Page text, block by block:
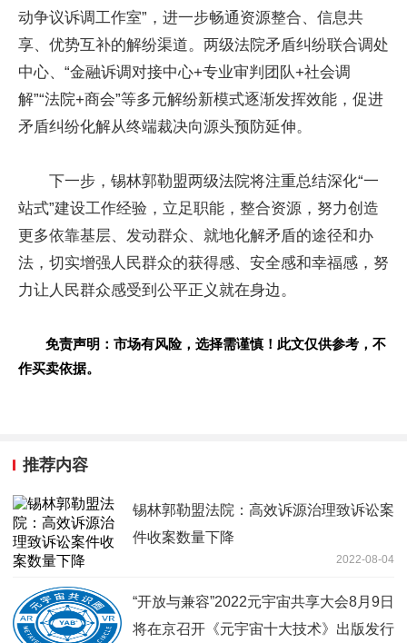
动争议诉调工作室”，进一步畅通资源整合、信息共
享、优势互补的解纷渠道。两级法院矛盾纠纷联合调处
中心、“金融诉调对接中心+专业审判团队+社会调
解”“法院+商会”等多元解纷新模式逐渐发挥效能，促进
矛盾纠纷化解从终端裁决向源头预防延伸。
下一步，锡林郭勒盟两级法院将注重总结深化“一
站式”建设工作经验，立足职能，整合资源，努力创造
更多依靠基层、发动群众、就地化解矛盾的途径和办
法，切实增强人民群众的获得感、安全感和幸福感，努
力让人民群众感受到公平正义就在身边。
免责声明：市场有风险，选择需谨慎！此文仅供参考，不
作买卖依据。
推荐内容
锡林郭勒盟法院：高效诉源治理致诉讼案
件收案数量下降
2022-08-04
“开放与兼容”2022元宇宙共享大会8月9日
将在京召开《元宇宙十大技术》出版发行